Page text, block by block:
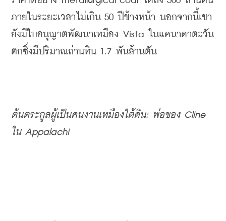
ภายในระยะเวลาไม่เกิน 50 ปีข้างหน้า นอกจากนี้เขา
ยังมีใบอนุญาตพัฒนาเหมือง Vista ในแคนาดาตะวัน
ตกซึ่งมีปริมาณถ่านหิน 1.7 พันล้านตัน
ต้นตระกูลผู้เป็นคนงานเหมืองใต้ดิน: พ่อของ Cline
ใน Appalachi